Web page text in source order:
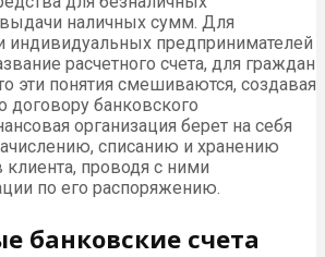
наличных сумм. Для
индивидуальных предпринимателей
расчетного счета, для граждан
эти понятия смешиваются, создавая
договору банковского
организация берет на себя
списанию и хранению
проводя с ними
по его распоряжению.
банковские счета